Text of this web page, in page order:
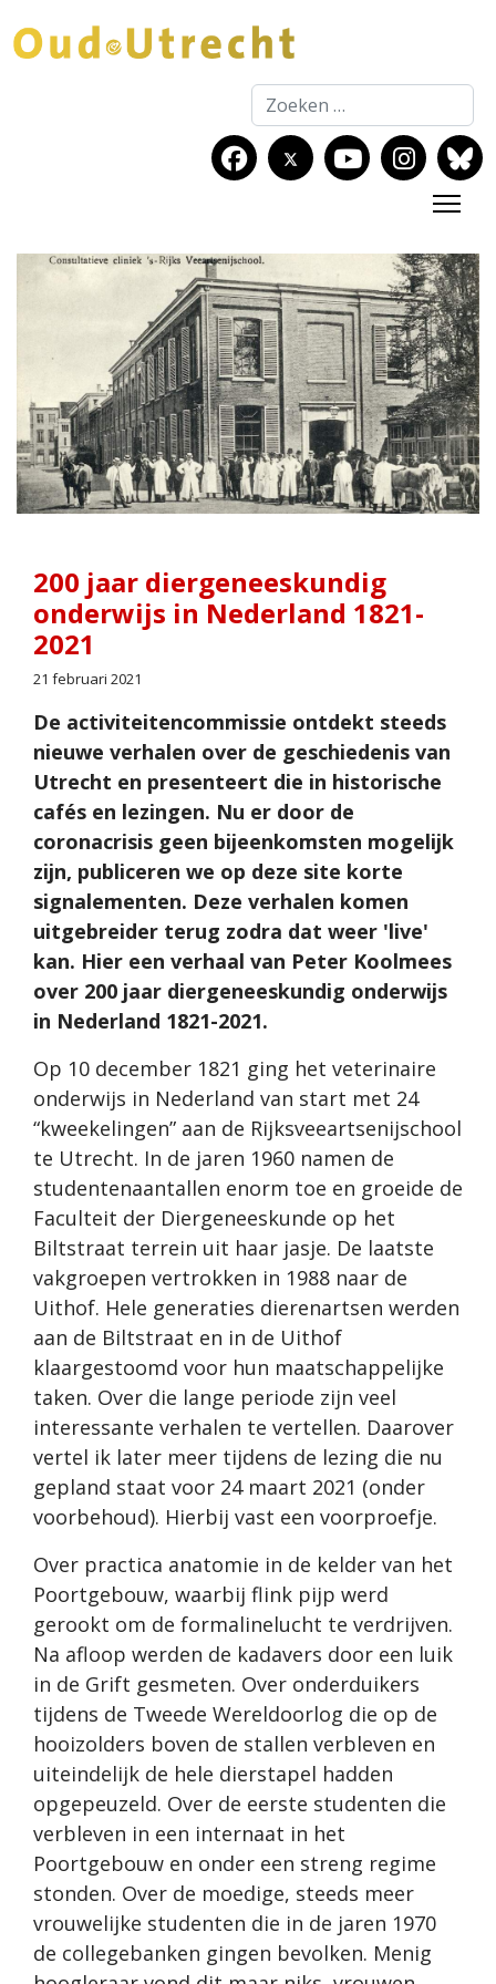
Zoeken
200 jaar diergeneeskundig
onderwijs in Nederland 1821-
2021
21 februari 2021
De activiteitencommissie ontdekt steeds
nieuwe verhalen over de geschiedenis van
Utrecht en presenteert die in historische
cafés en lezingen. Nu er door de
coronacrisis geen bijeenkomsten mogelijk
zijn, publiceren we op deze site korte
signalementen. Deze verhalen komen
uitgebreider terug zodra dat weer 'live'
kan. Hier een verhaal van Peter Koolmees
over 200 jaar diergeneeskundig onderwijs
in Nederland 1821-2021.
Op 10 december 1821 ging het veterinaire
onderwijs in Nederland van start met 24
“kweekelingen” aan de Rijksveeartsenijschool
te Utrecht. In de jaren 1960 namen de
studentenaantallen enorm toe en groeide de
Faculteit der Diergeneeskunde op het
Biltstraat terrein uit haar jasje. De laatste
vakgroepen vertrokken in 1988 naar de
Uithof. Hele generaties dierenartsen werden
aan de Biltstraat en in de Uithof
klaargestoomd voor hun maatschappelijke
taken. Over die lange periode zijn veel
interessante verhalen te vertellen. Daarover
vertel ik later meer tijdens de lezing die nu
gepland staat voor 24 maart 2021 (onder
voorbehoud). Hierbij vast een voorproefje.
Over practica anatomie in de kelder van het
Poortgebouw, waarbij flink pijp werd
gerookt om de formalinelucht te verdrijven.
Na afloop werden de kadavers door een luik
in de Grift gesmeten. Over onderduikers
tijdens de Tweede Wereldoorlog die op de
hooizolders boven de stallen verbleven en
uiteindelijk de hele dierstapel hadden
opgepeuzeld. Over de eerste studenten die
verbleven in een internaat in het
Poortgebouw en onder een streng regime
stonden. Over de moedige, steeds meer
vrouwelijke studenten die in de jaren 1970
de collegebanken gingen bevolken. Menig